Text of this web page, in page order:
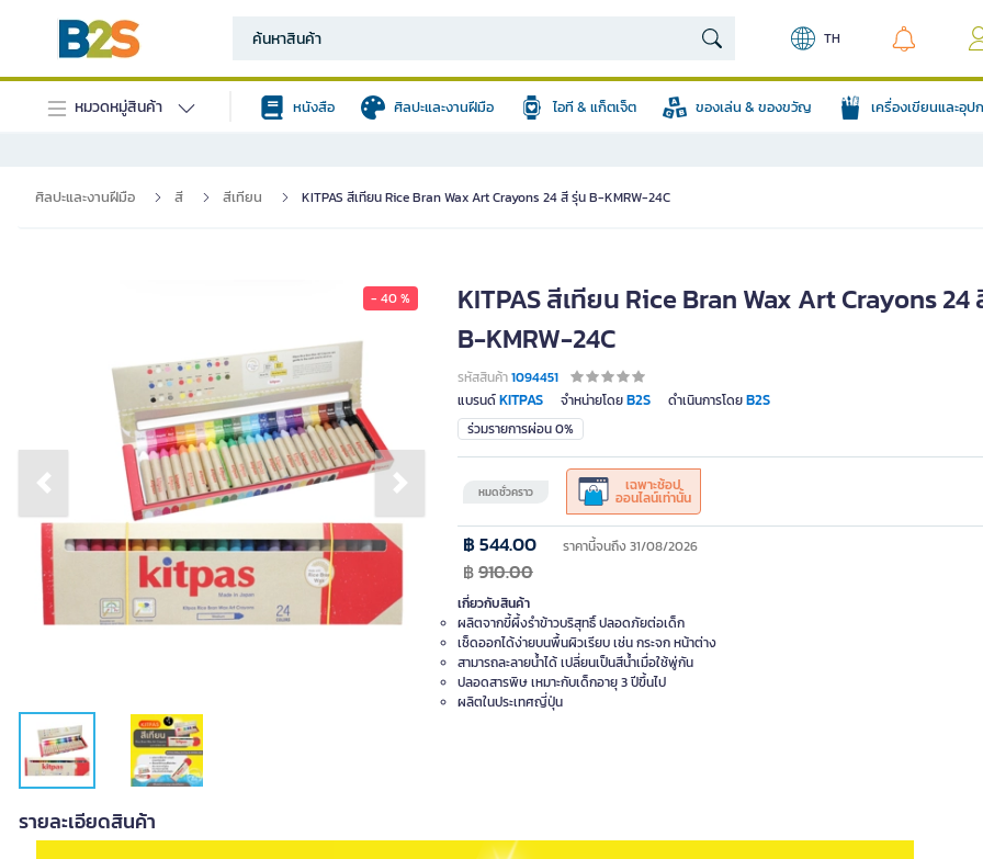
TH
หมวดหมู่สินค้า หนังสือ ศิลปะและงานฝีมือ ไอที & แก็ตเจ็ต ของเล่น & ของขวัญ เครื่องเขียนและอุ
ศิลปะและงานฝีมือ สี สีเทียน KITPAS สีเทียน Rice Bran Wax Art Crayons 24 สี รุ่น B-KMRW-24C
- 40 %
Previous slide Next slide
KITPAS สีเทียน Rice Bran Wax Art Crayons 24
B-KMRW-24C
รหัสสินค้า1094451
แบรนด์KITPAS จำหน่ายโดยB2S ดำเนินการโดยB2S
ร่วมรายการผ่อน 0%
หมดชั่วคราว เฉพาะช้อป
ออนไลน์เท่านั้น
฿ 544.00 ราคานี้จนถึง 31/08/2026
฿910.00
เกี่ยวกับสินค้า
ผลิตจากขี้ผึ้งรำข้าวบริสุทธิ์ ปลอดภัยต่อเด็ก
เช็ดออกได้ง่ายบนพื้นผิวเรียบ เช่น กระจก หน้าต่าง
สามารถละลายน้ำได้ เปลี่ยนเป็นสีน้ำเมื่อใช้พู่กัน
ปลอดสารพิษ เหมาะกับเด็กอายุ 3 ปีขึ้นไป
ผลิตในประเทศญี่ปุ่น
รายละเอียดสินค้า